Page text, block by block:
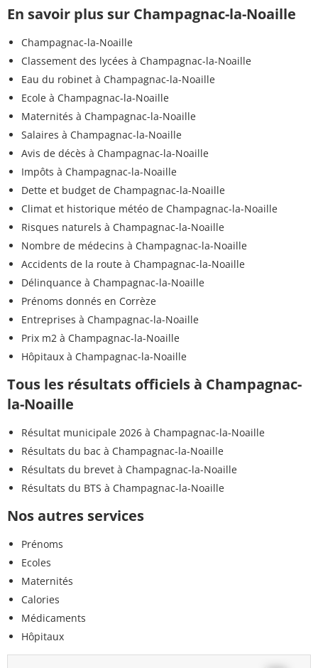
En savoir plus sur Champagnac-la-Noaille
Champagnac-la-Noaille
Classement des lycées à Champagnac-la-Noaille
Eau du robinet à Champagnac-la-Noaille
Ecole à Champagnac-la-Noaille
Maternités à Champagnac-la-Noaille
Salaires à Champagnac-la-Noaille
Avis de décès à Champagnac-la-Noaille
Impôts à Champagnac-la-Noaille
Dette et budget de Champagnac-la-Noaille
Climat et historique météo de Champagnac-la-Noaille
Risques naturels à Champagnac-la-Noaille
Nombre de médecins à Champagnac-la-Noaille
Accidents de la route à Champagnac-la-Noaille
Délinquance à Champagnac-la-Noaille
Prénoms donnés en Corrèze
Entreprises à Champagnac-la-Noaille
Prix m2 à Champagnac-la-Noaille
Hôpitaux à Champagnac-la-Noaille
Tous les résultats officiels à Champagnac-
la-Noaille
Résultat municipale 2026 à Champagnac-la-Noaille
Résultats du bac à Champagnac-la-Noaille
Résultats du brevet à Champagnac-la-Noaille
Résultats du BTS à Champagnac-la-Noaille
Nos autres services
Prénoms
Ecoles
Maternités
Calories
Médicaments
Hôpitaux